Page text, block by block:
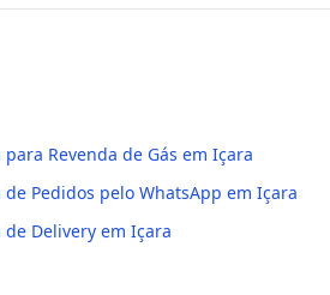
para Revenda de Gás em Içara
de Pedidos pelo WhatsApp em Içara
de Delivery em Içara